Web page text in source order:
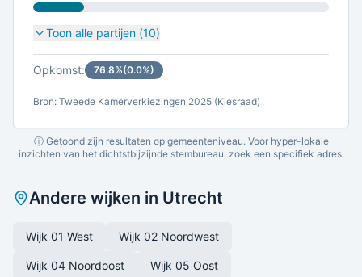
Toon alle partijen (10)
Opkomst: 76.8%(0.0%)
Bron: Tweede Kamerverkiezingen 2025 (Kiesraad)
ⓘ Getoond zijn resultaten op gemeenteniveau. Voor hyper-lokale
inzichten van het dichtstbijzijnde stembureau, zoek een specifiek adres.
Andere wijken in Utrecht
Wijk 01 West Wijk 02 Noordwest
Wijk 04 Noordoost Wijk 05 Oost